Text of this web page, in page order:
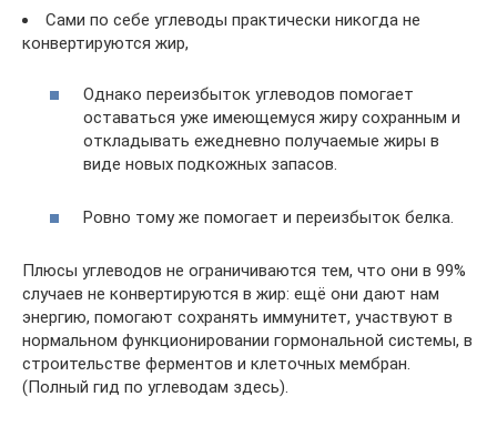
Сами по себе углеводы практически никогда не
конвертируются жир,
Однако переизбыток углеводов помогает
оставаться уже имеющемуся жиру сохранным и
откладывать ежедневно получаемые жиры в
виде новых подкожных запасов.
Ровно тому же помогает и переизбыток белка.
Плюсы углеводов не ограничиваются тем, что они в 99%
случаев не конвертируются в жир: ещё они дают нам
энергию, помогают сохранять иммунитет, участвуют в
нормальном функционировании гормональной системы, в
строительстве ферментов и клеточных мембран.
(Полный гид по углеводам здесь).